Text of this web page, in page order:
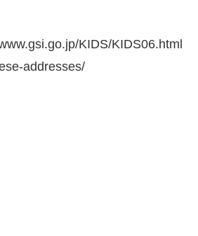
KIDS/KIDS06.html
addresses/